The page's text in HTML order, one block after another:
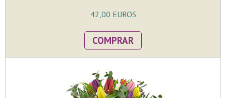
42,00 EUROS
COMPRAR